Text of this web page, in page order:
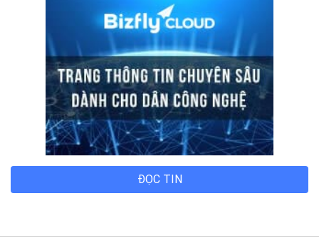
ĐỌC TIN